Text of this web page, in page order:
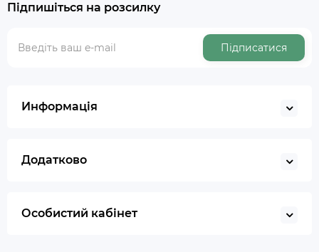
Підпишіться на розсилку
Підписатися
Информація
Додатково
Особистий кабінет